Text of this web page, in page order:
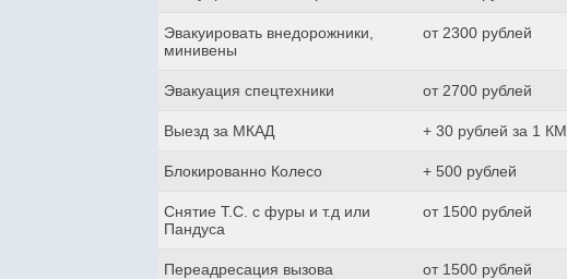
Эвакуировать внедорожники,
минивены
от 2300 рублей
Эвакуация спецтехники от 2700 рублей
Выезд за МКАД + 30 рублей за 1 КМ
Блокированно Колесо + 500 рублей
Снятие Т.С. с фуры и т.д или
Пандуса
от 1500 рублей
Переадресация вызова от 1500 рублей